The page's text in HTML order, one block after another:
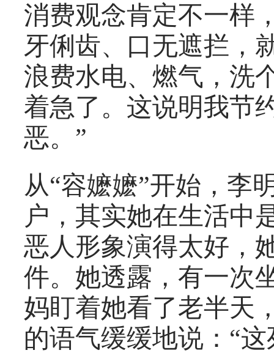
消费观念肯定不一样
牙俐齿、口无遮拦，
浪费水电、燃气，洗
着急了。这说明我节
恶。”
从“容嬷嬷”开始，李
户，其实她在生活中
恶人形象演得太好，
件。她透露，有一次
妈盯着她看了老半天
的语气缓缓地说：“